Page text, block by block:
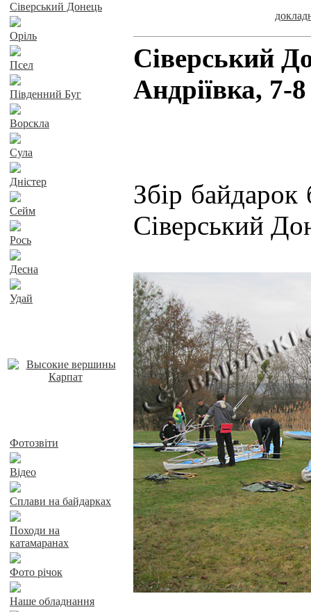
Сіверський Донець
Оріль
Псел
Південний Буг
Ворскла
Сула
Дністер
Сейм
Рось
Десна
Удай
Фотозвіти
Відео
Сплави на байдарках
Походи на
катамаранах
Фото річок
Наше обладнання
Сіверський
Андріївка, 7-
Збір байдарок
Сіверський